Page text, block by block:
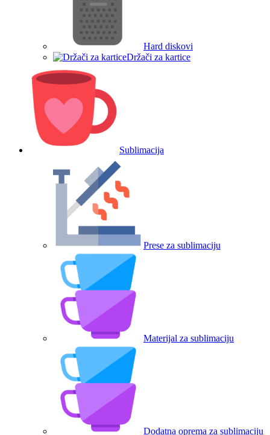
Hard diskovi
Držači za kartice
Sublimacija
Prese za sublimaciju
Materijal za sublimaciju
Dodatna oprema za sublimaciju